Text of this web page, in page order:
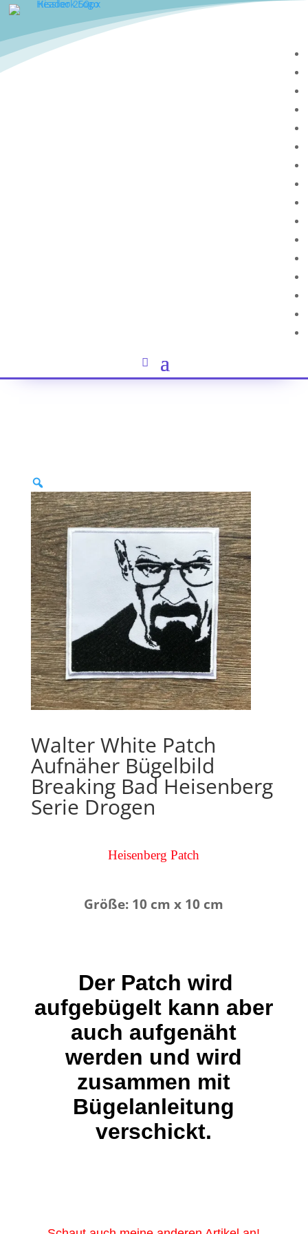
Walter White Patch
Aufnäher Bügelbild
Breaking Bad Heisenberg
Serie Drogen
Heisenberg Patch
Größe: 10 cm x 10 cm
Der Patch wird
aufgebügelt kann aber
auch aufgenäht
werden und wird
zusammen mit
Bügelanleitung
verschickt.